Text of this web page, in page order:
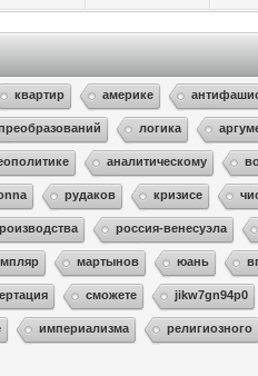
квартир америке
логика
аналитическому
рудаков кризисе
россия-венесуэла
мартынов юань
сможете jikw7gn94p0
империализма религиозного